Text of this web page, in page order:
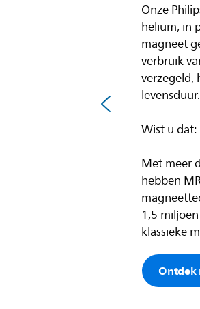
Onze
helium, in
magneet
verbruik
verzegeld,
levensduur.
Wist u dat:
Met meer
hebben
1,5
klassieke
Ontdek